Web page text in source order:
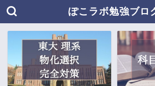
ぽこラボ勉強ブロ